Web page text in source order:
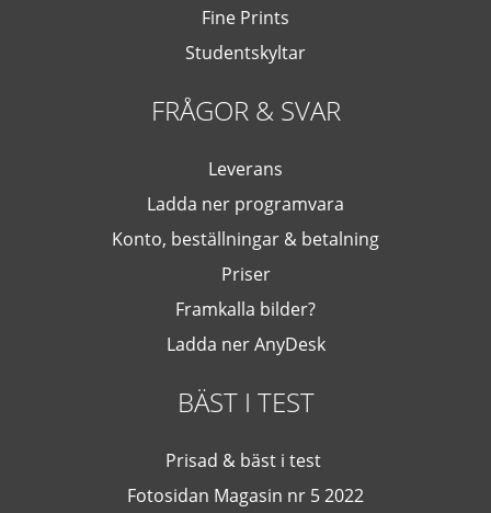
Fine Prints
Studentskyltar
FRÅGOR & SVAR
Leverans
Ladda ner programvara
Konto, beställningar & betalning
Priser
Framkalla bilder?
Ladda ner AnyDesk
BÄST I TEST
Prisad & bäst i test
Fotosidan Magasin nr 5 2022